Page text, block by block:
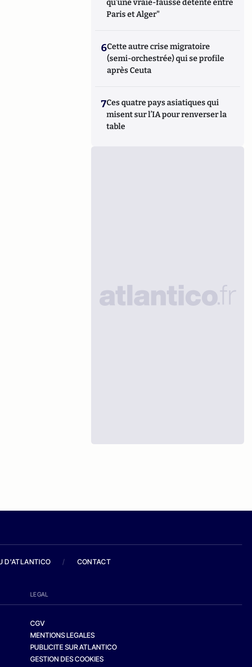
qu’une vraie-fausse détente entre
Paris et Alger"
6Cette autre crise migratoire
(semi-orchestrée) qui se profile
après Ceuta
7Ces quatre pays asiatiques qui
misent sur l’IA pour renverser la
table
D'ATLANTICO / CONTACT
LEGAL
CGV
MENTIONS LEGALES
PUBLICITE SUR ATLANTICO
GESTION DES COOKIES